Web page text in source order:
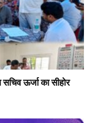
ऊर्जा का सीहोर